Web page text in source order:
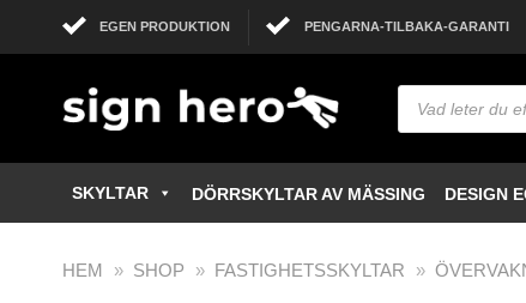
EGEN PRODUKTION PENGARNA-TILBAKA-GARANTI
SKYLTAR DÖRRSKYLTAR AV MÄSSING DESIGN
HEM » SHOP » FASTIGHETSSKYLTAR »